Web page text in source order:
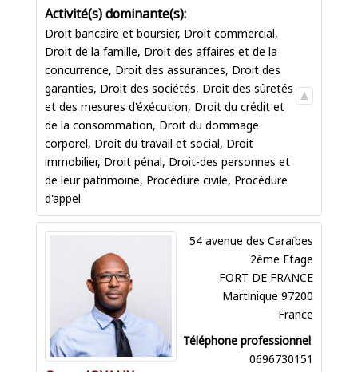
Droit bancaire et boursier, Droit commercial,
Droit de la famille, Droit des affaires et de la
concurrence, Droit des assurances, Droit des
garanties, Droit des sociétés, Droit des sûretés
et des mesures d'éxécution, Droit du crédit et
de la consommation, Droit du dommage
corporel, Droit du travail et social, Droit
immobilier, Droit pénal, Droit-des personnes et
de leur patrimoine, Procédure civile, Procédure
d'appel
54 avenue des Caraïbes
2ème Etage
FORT DE FRANCE
Martinique 97200
France
Téléphone professionnel:
0696730151